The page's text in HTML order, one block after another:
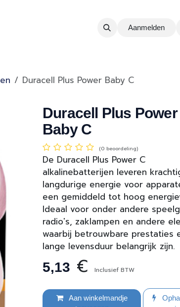
Aanmelden
Duracell Plus Power Baby C
Duracell Plus Power
Baby C
(0 beoordeling)
De Duracell Plus Power C
alkalinebatterijen leveren
langdurige energie voor
een gemiddeld tot hoog
Ideaal voor onder andere
radio's, zaklampen en andere
waarbij betrouwbare prestaties
lange levensduur belangrijk zijn.
5,13 € Inclusief BTW
Aan winkelmandje